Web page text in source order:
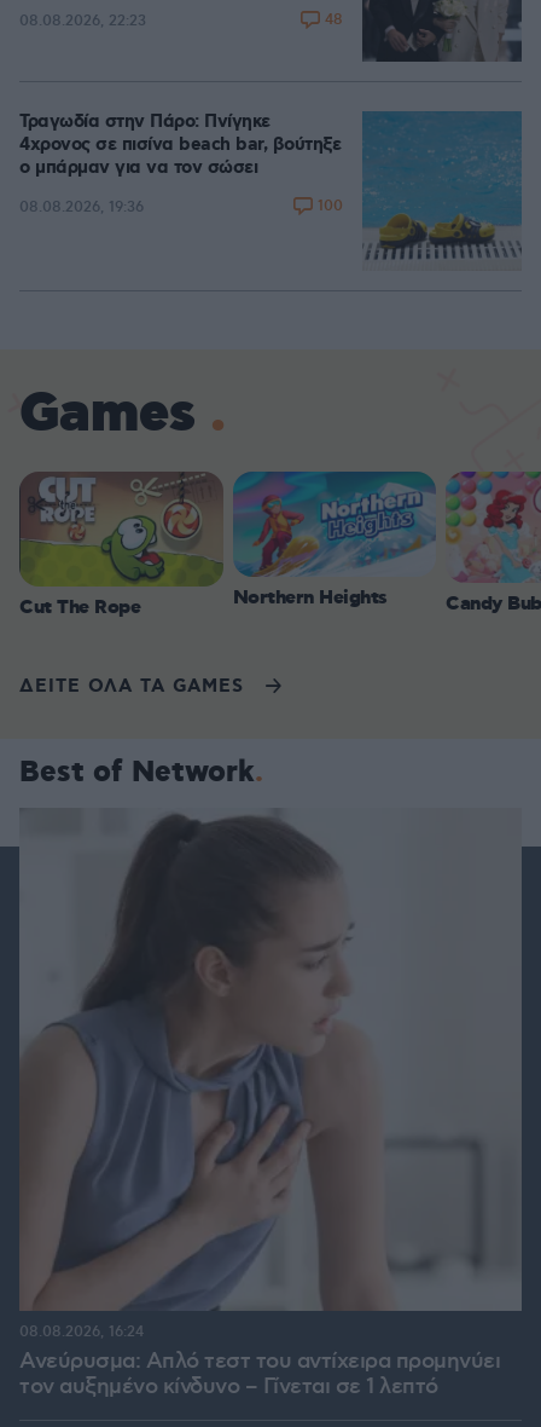
08.08.2026, 22:23 48
Τραγωδία στην Πάρο: Πνίγηκε
4χρονος σε πισίνα beach bar, βούτηξε
ο μπάρμαν για να τον σώσει
08.08.2026, 19:36 100
Games
Cut The Rope Northern Heights Candy
ΔΕΙΤΕ ΟΛΑ ΤΑ GAMES
Best of Network
Ανεύρυσμα: Απλό τεστ του αντίχειρα προμηνύει
τον αυξημένο κίνδυνο – Γίνεται σε 1 λεπτό
08.08.2026, 16:24